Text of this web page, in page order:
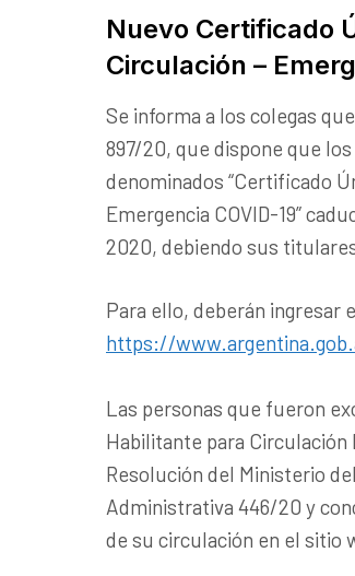
Nuevo Certificado
Circulación –
Se informa a los colegas
897/20, que dispone que
denominados “Certificado
Emergencia COVID-19”
2020, debiendo sus
Para ello, deberán ingresar
https://
Las personas que fueron
Habilitante para Circulación
Resolución del Ministerio
Administrativa 446/20 y
de su circulación en el sitio